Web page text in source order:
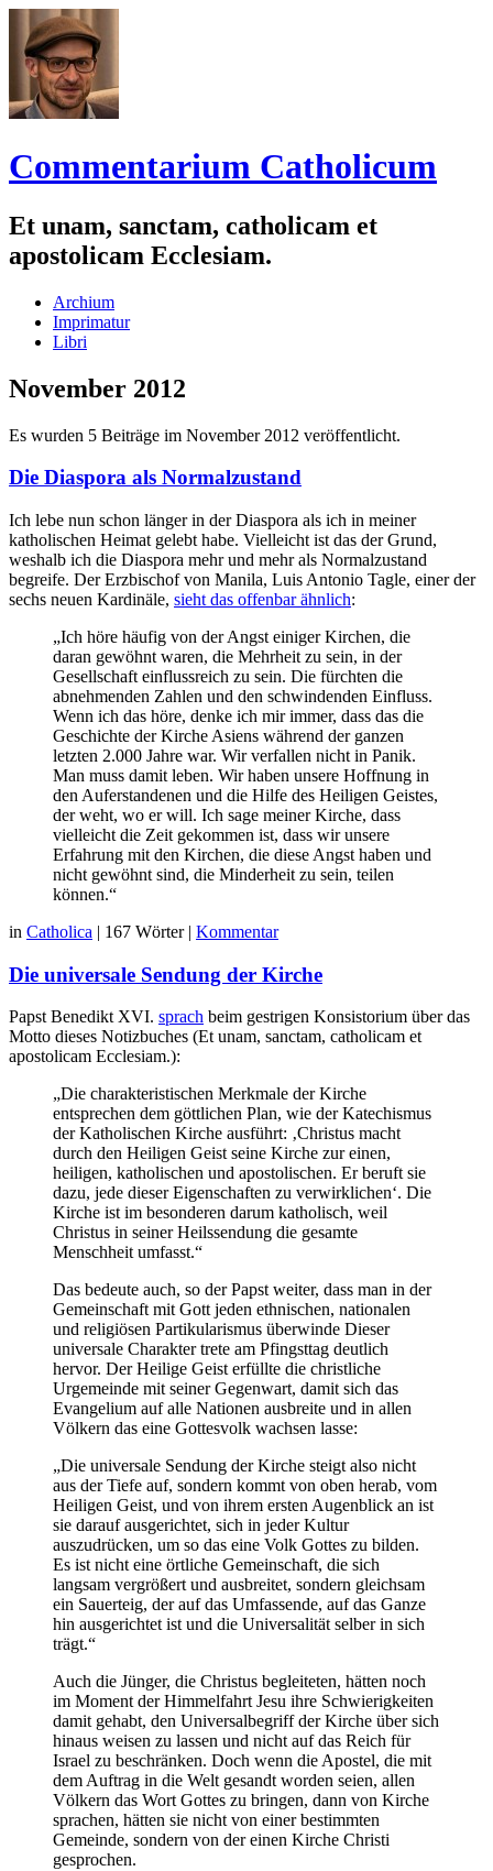
Commentarium Catholicum
Et unam, sanctam, catholicam et
apostolicam Ecclesiam.
Zum
Inhalt
springen
Archium
Imprimatur
Libri
November 2012
Es wurden 5 Beiträge im November 2012 veröffentlicht.
Die Diaspora als Normalzustand
Ich lebe nun schon länger in der Diaspora als ich in meiner
katholischen Heimat gelebt habe. Vielleicht ist das der Grund,
weshalb ich die Diaspora mehr und mehr als Normalzustand
begreife. Der Erzbischof von Manila, Luis Antonio Tagle, einer der
sechs neuen Kardinäle, sieht das offenbar ähnlich:
„Ich höre häufig von der Angst einiger Kirchen, die
daran gewöhnt waren, die Mehrheit zu sein, in der
Gesellschaft einflussreich zu sein. Die fürchten die
abnehmenden Zahlen und den schwindenden Einfluss.
Wenn ich das höre, denke ich mir immer, dass das die
Geschichte der Kirche Asiens während der ganzen
letzten 2.000 Jahre war. Wir verfallen nicht in Panik.
Man muss damit leben. Wir haben unsere Hoffnung in
den Auferstandenen und die Hilfe des Heiligen Geistes,
der weht, wo er will. Ich sage meiner Kirche, dass
vielleicht die Zeit gekommen ist, dass wir unsere
Erfahrung mit den Kirchen, die diese Angst haben und
nicht gewöhnt sind, die Minderheit zu sein, teilen
können.“
in Catholica | 167 Wörter | Kommentar
Die universale Sendung der Kirche
Papst Benedikt XVI. sprach beim gestrigen Konsistorium über das
Motto dieses Notizbuches (Et unam, sanctam, catholicam et
apostolicam Ecclesiam.):
„Die charakteristischen Merkmale der Kirche
entsprechen dem göttlichen Plan, wie der Katechismus
der Katholischen Kirche ausführt: ‚Christus macht
durch den Heiligen Geist seine Kirche zur einen,
heiligen, katholischen und apostolischen. Er beruft sie
dazu, jede dieser Eigenschaften zu verwirklichen‘. Die
Kirche ist im besonderen darum katholisch, weil
Christus in seiner Heilssendung die gesamte
Menschheit umfasst.“
Das bedeute auch, so der Papst weiter, dass man in der
Gemeinschaft mit Gott jeden ethnischen, nationalen
und religiösen Partikularismus überwinde Dieser
universale Charakter trete am Pfingsttag deutlich
hervor. Der Heilige Geist erfüllte die christliche
Urgemeinde mit seiner Gegenwart, damit sich das
Evangelium auf alle Nationen ausbreite und in allen
Völkern das eine Gottesvolk wachsen lasse:
„Die universale Sendung der Kirche steigt also nicht
aus der Tiefe auf, sondern kommt von oben herab, vom
Heiligen Geist, und von ihrem ersten Augenblick an ist
sie darauf ausgerichtet, sich in jeder Kultur
auszudrücken, um so das eine Volk Gottes zu bilden.
Es ist nicht eine örtliche Gemeinschaft, die sich
langsam vergrößert und ausbreitet, sondern gleichsam
ein Sauerteig, der auf das Umfassende, auf das Ganze
hin ausgerichtet ist und die Universalität selber in sich
trägt.“
Auch die Jünger, die Christus begleiteten, hätten noch
im Moment der Himmelfahrt Jesu ihre Schwierigkeiten
damit gehabt, den Universalbegriff der Kirche über sich
hinaus weisen zu lassen und nicht auf das Reich für
Israel zu beschränken. Doch wenn die Apostel, die mit
dem Auftrag in die Welt gesandt worden seien, allen
Völkern das Wort Gottes zu bringen, dann von Kirche
sprachen, hätten sie nicht von einer bestimmten
Gemeinde, sondern von der einen Kirche Christi
gesprochen.